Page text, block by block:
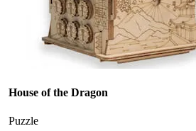
House of the Dragon
Puzzle